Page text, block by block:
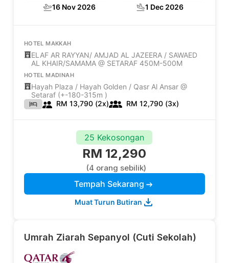
16 Nov 2026
1 Dec 2026
HOTEL MAKKAH
ELAF AR RAYYAN/ AMJAD AL JAZEERA / SAWAED
AL KHAIR/SAMAMA @ SETARAF 450M-500M
HOTEL MADINAH
Hayah Plaza / Hayah Golden / Qasr Al Ansar @
Setaraf (+-180-315m )
RM 13,790 (2x)
RM 12,790 (3x)
25 Kekosongan
RM 12,290
(4 orang sebilik)
Tempah Sekarang
Muat Turun Butiran
Umrah Ziarah Sepanyol (Cuti Sekolah)